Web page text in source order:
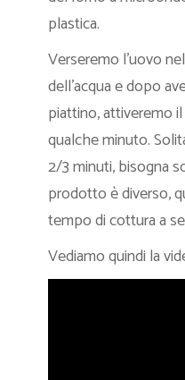
plastica.
Verseremo l’uovo
dell’acqua e dopo
piattino, attiveremo
qualche minuto.
2/3 minuti, bisogna
prodotto è diverso,
tempo di cottura a
Vediamo quindi la